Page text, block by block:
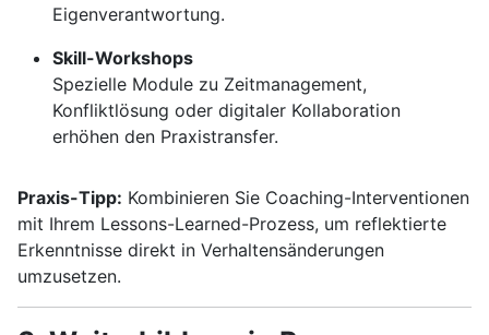
Eigenverantwortung.
Skill-Workshops
Spezielle Module zu Zeitmanagement,
Konfliktlösung oder digitaler Kollaboration
erhöhen den Praxistransfer.
Praxis-Tipp: Kombinieren Sie Coaching-Interventionen
mit Ihrem Lessons-Learned-Prozess, um reflektierte
Erkenntnisse direkt in Verhaltensänderungen
umzusetzen.